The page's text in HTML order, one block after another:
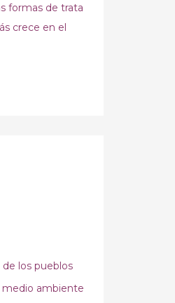
formas de trata
crece en el
los pueblos
medio ambiente